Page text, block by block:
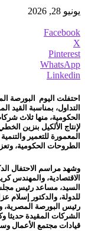
يونيو 28, 2026
Facebook
X
Pinterest
WhatsApp
Linkedin
احتفلت اليوم البورصة
التداول، بمناسبة
الحكومية، منها ثلاث
المعمورة للتعمير
الطروحات الحكومية،
وشهد مراسم الاحتفال
الاقتصادية، والمهندس
السيد، مساعد رئيس
للدولة، والدكتور إسلام
رئيس البورصة
الشركات المقيدة حديثا
قيادات مجتمع الأعمال